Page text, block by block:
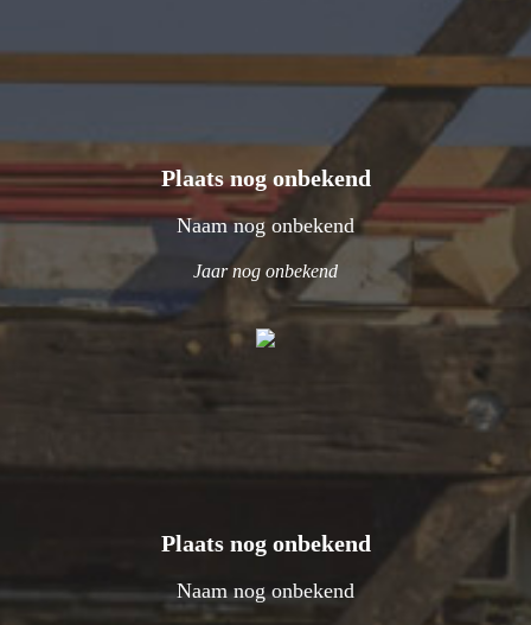
Plaats nog onbekend
Naam nog onbekend
Jaar nog onbekend
Plaats nog onbekend
Naam nog onbekend